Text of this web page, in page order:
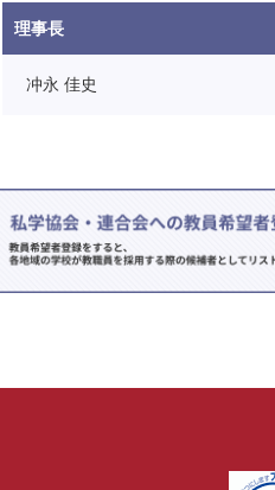
理事長
冲永 佳史